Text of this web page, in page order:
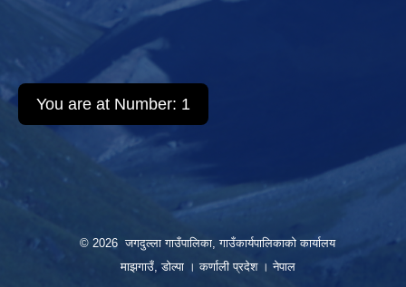
You are at Number: 1
© 2026 जगदुल्ला गाउँपालिका, गाउँकार्यपालिकाको कार्यालय
माझगाउँ, डोल्पा । कर्णाली प्रदेश । नेपाल